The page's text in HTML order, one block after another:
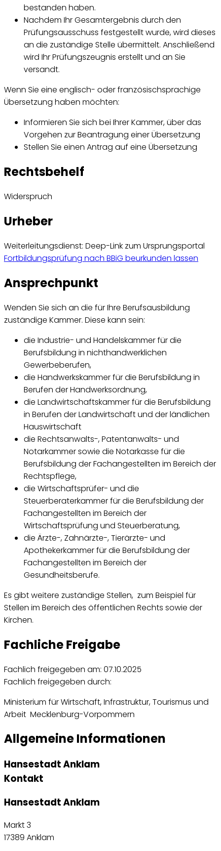
bestanden haben.
Nachdem Ihr Gesamtergebnis durch den
Prüfungsausschuss festgestellt wurde, wird dieses
an die zuständige Stelle übermittelt. Anschließend
wird Ihr Prüfungszeugnis erstellt und an Sie
versandt.
Wenn Sie eine englisch- oder französischsprachige
Übersetzung haben möchten:
Informieren Sie sich bei Ihrer Kammer, über das
Vorgehen zur Beantragung einer Übersetzung
Stellen Sie einen Antrag auf eine Übersetzung
Rechtsbehelf
Widerspruch
Urheber
Weiterleitungsdienst: Deep-Link zum Ursprungsportal
Fortbildungsprüfung nach BBiG beurkunden lassen
Ansprechpunkt
Wenden Sie sich an die für Ihre Berufsausbildung
zuständige Kammer. Diese kann sein:
die Industrie- und Handelskammer für die
Berufsbildung in nichthandwerklichen
Gewerbeberufen,
die Handwerkskammer für die Berufsbildung in
Berufen der Handwerksordnung,
die Landwirtschaftskammer für die Berufsbildung
in Berufen der Landwirtschaft und der ländlichen
Hauswirtschaft
die Rechtsanwalts-, Patentanwalts- und
Notarkammer sowie die Notarkasse für die
Berufsbildung der Fachangestellten im Bereich der
Rechtspflege,
die Wirtschaftsprüfer- und die
Steuerberaterkammer für die Berufsbildung der
Fachangestellten im Bereich der
Wirtschaftsprüfung und Steuerberatung,
die Ärzte-, Zahnärzte-, Tierärzte- und
Apothekerkammer für die Berufsbildung der
Fachangestellten im Bereich der
Gesundheitsberufe.
Es gibt weitere zuständige Stellen, zum Beispiel für
Stellen im Bereich des öffentlichen Rechts sowie der
Kirchen.
Fachliche Freigabe
Fachlich freigegeben am: 07.10.2025
Fachlich freigegeben durch:
Ministerium für Wirtschaft, Infrastruktur, Tourismus und
Arbeit Mecklenburg-Vorpommern
Allgemeine Informationen
Hansestadt Anklam
Kontakt
Hansestadt Anklam
Markt 3
17389 Anklam